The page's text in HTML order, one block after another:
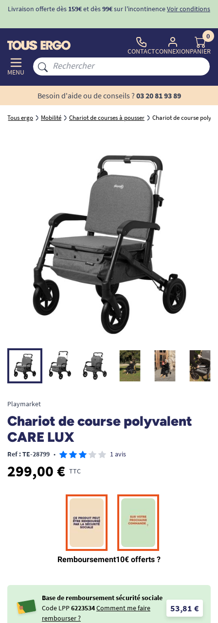
Livraison offerte dès 159€et dès99€sur l'incontinenceVoir conditions
MENU
CONTACTCONNEXION
0
PANIER
Besoin d'aide ou de conseils ? 03 20 81 93 89
Tous ergo Mobilité Chariot de courses à pousser Chariot de course
Playmarket
Chariot de course polyvalent
CARE LUX
Ref : TE-28799 • 1 avis
299,00 € TTC
Base de remboursement sécurité sociale
Code LPP6223534Comment me faire
rembourser ?
53,81 €